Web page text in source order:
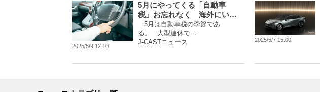
2025/5/9 12:10
5月にやってくる「自動車
税」お忘れなく 海外にい…
5月は自動車税の季節であ
る。 大型連休で…
J-CASTニュース
2025/5/7 15:00